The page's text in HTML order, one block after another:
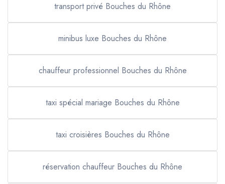
transport privé Bouches du Rhône
minibus luxe Bouches du Rhône
chauffeur professionnel Bouches du Rhône
taxi spécial mariage Bouches du Rhône
taxi croisières Bouches du Rhône
réservation chauffeur Bouches du Rhône